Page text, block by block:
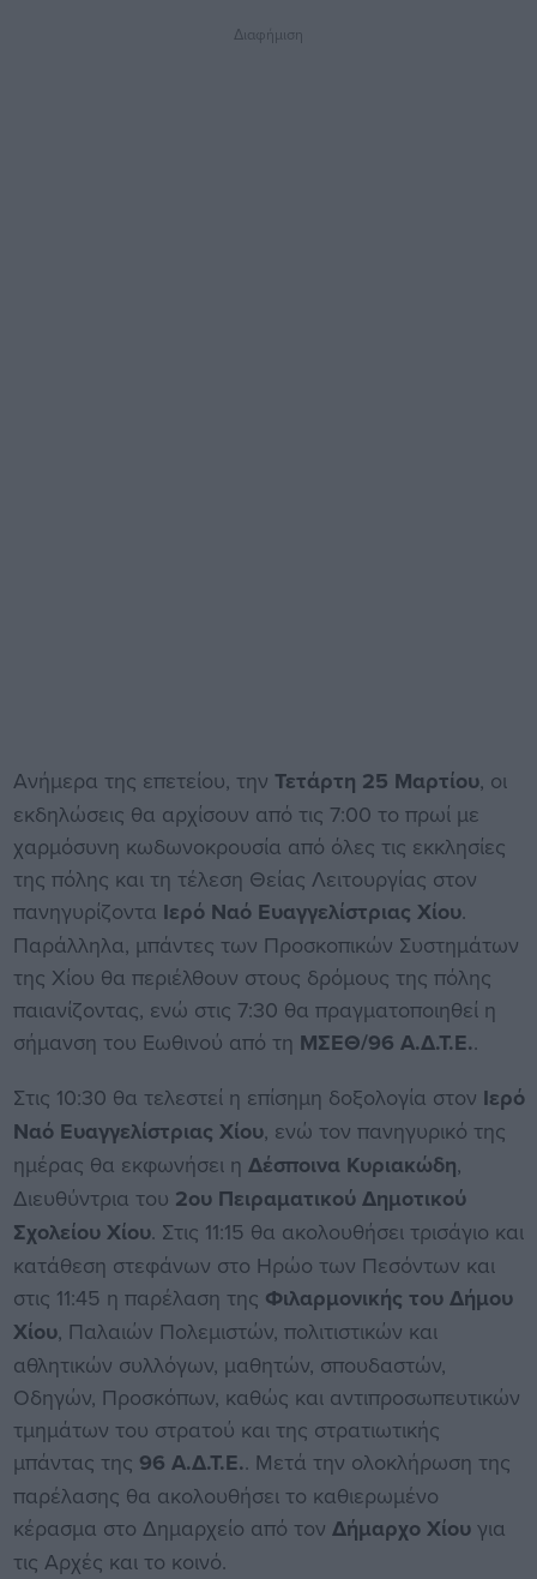
Διαφήμιση
Ανήμερα της επετείου, την Τετάρτη 25 Μαρτίου, οι
εκδηλώσεις θα αρχίσουν από τις 7:00 το πρωί με
χαρμόσυνη κωδωνοκρουσία από όλες τις εκκλησίες
της πόλης και τη τέλεση Θείας Λειτουργίας στον
πανηγυρίζοντα Ιερό Ναό Ευαγγελίστριας Χίου.
Παράλληλα, μπάντες των Προσκοπικών Συστημάτων
της Χίου θα περιέλθουν στους δρόμους της πόλης
παιανίζοντας, ενώ στις 7:30 θα πραγματοποιηθεί η
σήμανση του Εωθινού από τη ΜΣΕΘ/96 Α.Δ.Τ.Ε..
Στις 10:30 θα τελεστεί η επίσημη δοξολογία στον Ιερό
Ναό Ευαγγελίστριας Χίου, ενώ τον πανηγυρικό της
ημέρας θα εκφωνήσει η Δέσποινα Κυριακώδη,
Διευθύντρια του 2ου Πειραματικού Δημοτικού
Σχολείου Χίου. Στις 11:15 θα ακολουθήσει τρισάγιο και
κατάθεση στεφάνων στο Ηρώο των Πεσόντων και
στις 11:45 η παρέλαση της Φιλαρμονικής του Δήμου
Χίου, Παλαιών Πολεμιστών, πολιτιστικών και
αθλητικών συλλόγων, μαθητών, σπουδαστών,
Οδηγών, Προσκόπων, καθώς και αντιπροσωπευτικών
τμημάτων του στρατού και της στρατιωτικής
μπάντας της 96 Α.Δ.Τ.Ε.. Μετά την ολοκλήρωση της
παρέλασης θα ακολουθήσει το καθιερωμένο
κέρασμα στο Δημαρχείο από τον Δήμαρχο Χίουγια
τις Αρχές και το κοινό.